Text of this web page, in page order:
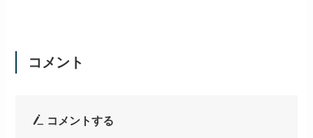
コメント
コメントする